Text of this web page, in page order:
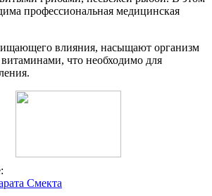
профессиональная медицинская
влияния, насыщают организм
что необходимо для
Смекта